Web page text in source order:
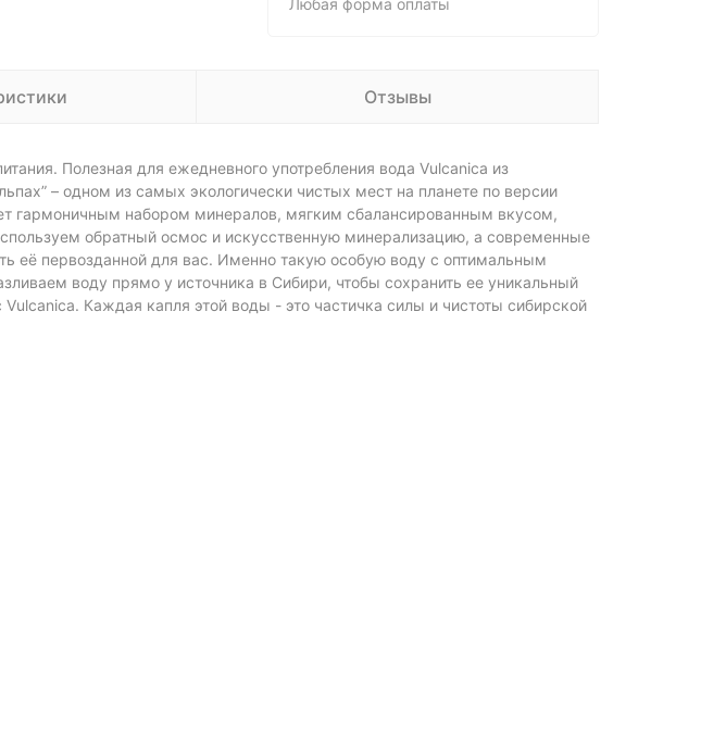
Любая форма оплаты
Отзывы
Полезная для ежедневного употребления вода Vulcanica из
– одном из самых экологически чистых мест на планете по версии
гармоничным набором минералов, мягким сбалансированным вкусом,
обратный осмос и искусственную минерализацию, а современные
её первозданной для вас. Именно такую особую воду с оптимальным
воду прямо у источника в Сибири, чтобы сохранить ее уникальный
Каждая капля этой воды - это частичка силы и чистоты сибирской